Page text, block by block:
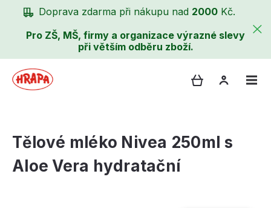
Doprava zdarma při nákupu nad 2000 Kč.
Pro ZŠ, MŠ, firmy a organizace výrazné slevy
při větším odběru zboží.
Tělové mléko Nivea 250ml s
Aloe Vera hydratační